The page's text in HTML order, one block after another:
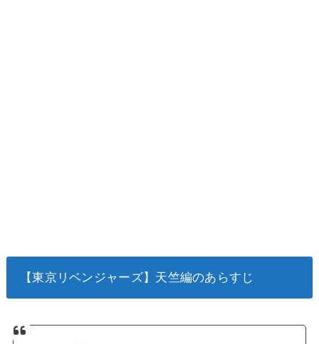
【東京リベンジャーズ】天竺編のあらすじ